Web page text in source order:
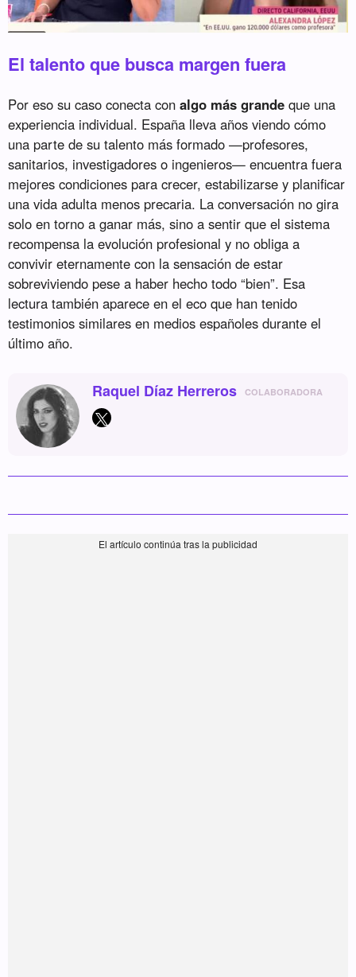
El talento que busca margen fuera
Por eso su caso conecta conalgo más grande que una
experiencia individual. España lleva años viendo cómo
una parte de su talento más formado —profesores,
sanitarios, investigadores o ingenieros— encuentra fuera
mejores condiciones para crecer, estabilizarse y planificar
una vida adulta menos precaria. La conversación no gira
solo en torno a ganar más, sino a sentir que el sistema
recompensa la evolución profesional y no obliga a
convivir eternamente con la sensación de estar
sobreviviendo pese a haber hecho todo “bien”. Esa
lectura también aparece en el eco que han tenido
testimonios similares en medios españoles durante el
último año.
Raquel Díaz Herreros COLABORADORA